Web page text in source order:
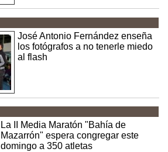
José Antonio Fernández enseña
los fotógrafos a no tenerle miedo
al flash
La II Media Maratón "Bahía de
Mazarrón" espera congregar este
domingo a 350 atletas